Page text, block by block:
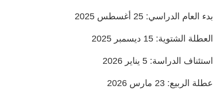
بدء العام الدراسي: 25 أغسطس 2025
العطلة الشتوية: 15 ديسمبر 2025
استئناف الدراسة: 5 يناير 2026
عطلة الربيع: 23 مارس 2026